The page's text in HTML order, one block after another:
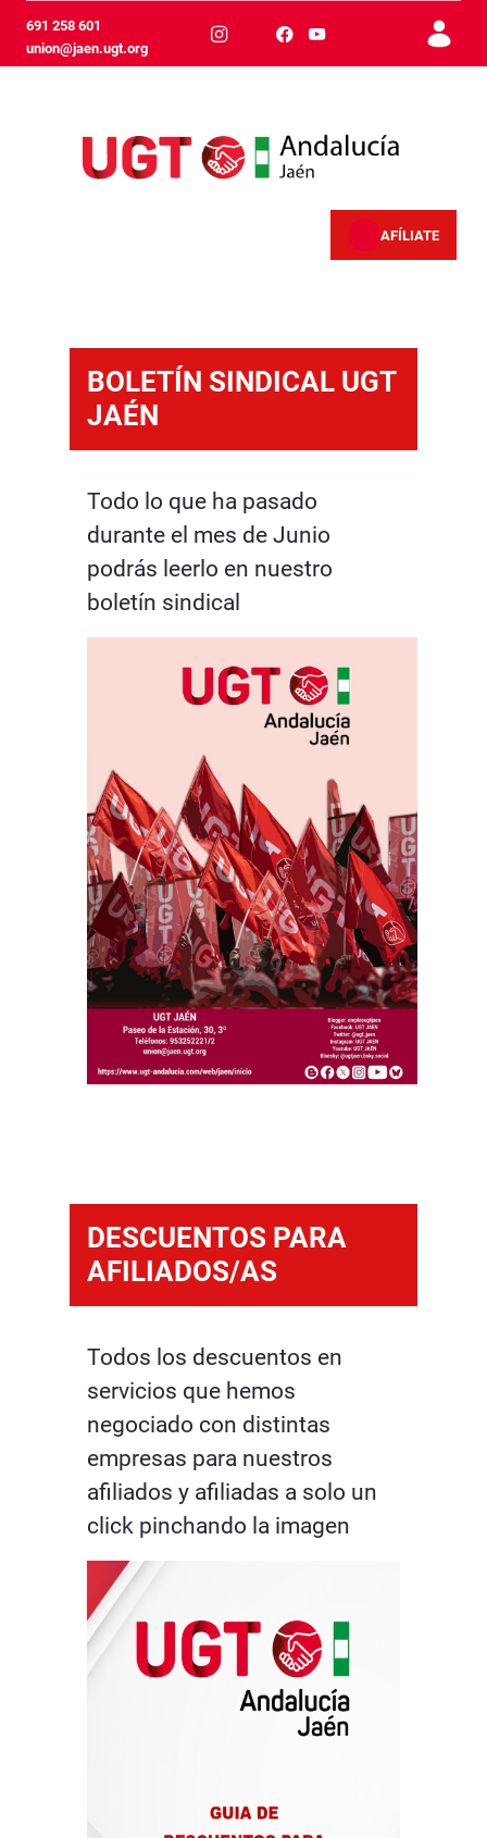
メインコンテンツにスキップ
691 258 601
union@jaen.ugt.org
AFÍLIATE
BOLETÍN SINDICAL UGT
JAÉN
Todo lo que ha pasado
durante el mes de Junio
podrás leerlo en nuestro
boletín sindical
DESCUENTOS PARA
AFILIADOS/AS
Todos los descuentos en
servicios que hemos
negociado con distintas
empresas para nuestros
afiliados y afiliadas a solo un
click pinchando la imagen